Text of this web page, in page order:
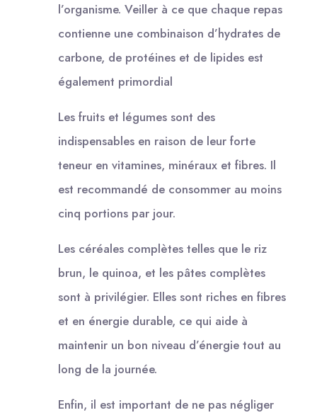
l’organisme. Veiller à ce que chaque repas
contienne une combinaison d’hydrates de
carbone, de protéines et de lipides est
également primordial
Les fruits et légumes sont des
indispensables en raison de leur forte
teneur en vitamines, minéraux et fibres. Il
est recommandé de consommer au moins
cinq portions par jour.
Les céréales complètes telles que le riz
brun, le quinoa, et les pâtes complètes
sont à privilégier. Elles sont riches en fibres
et en énergie durable, ce qui aide à
maintenir un bon niveau d’énergie tout au
long de la journée.
Enfin, il est important de ne pas négliger